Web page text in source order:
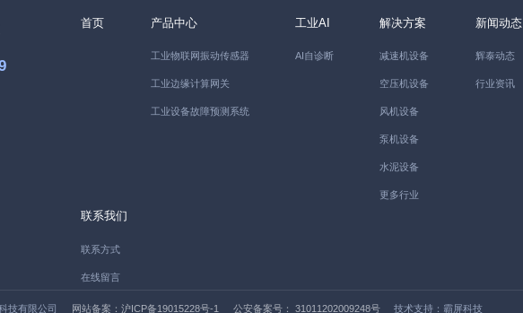
首页 产品中心
工业物联网振动传感器
工业边缘计算网关
工业设备故障预测系统
工业AI
AI自诊断
解决方案
减速机设备
空压机设备
风机设备
泵机设备
水泥设备
更多行业
新闻动态
辉泰动态
行业资讯
联系我们
联系方式
在线留言
技有限公司 网站备案：沪ICP备19015228号-1 公安备案号： 31011202009248号 技术支持：霸屏科技